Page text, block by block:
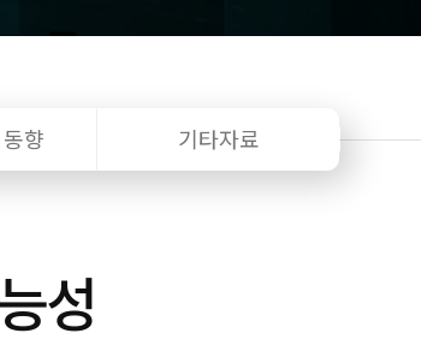
동향 기타자료
성